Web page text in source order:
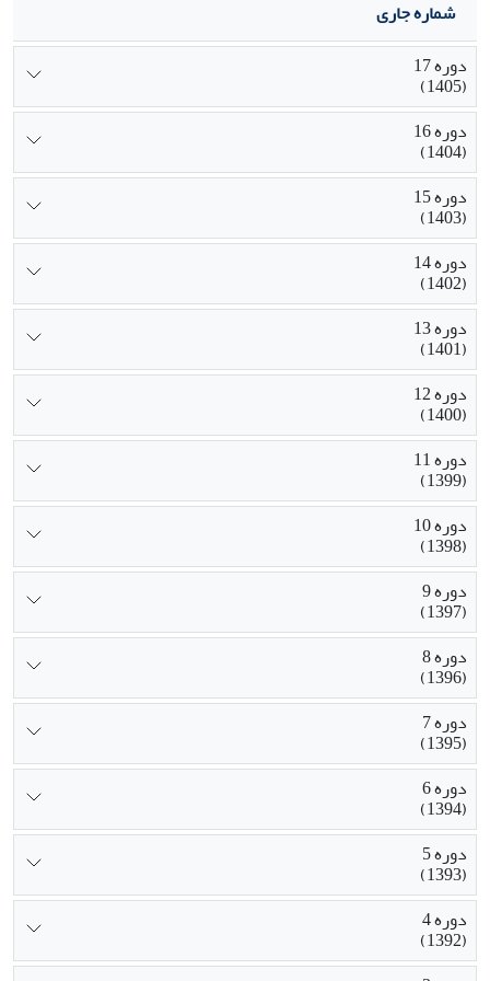
شماره جاری
دوره 17
(1405)
دوره 16
(1404)
دوره 15
(1403)
دوره 14
(1402)
دوره 13
(1401)
دوره 12
(1400)
دوره 11
(1399)
دوره 10
(1398)
دوره 9
(1397)
دوره 8
(1396)
دوره 7
(1395)
دوره 6
(1394)
دوره 5
(1393)
دوره 4
(1392)